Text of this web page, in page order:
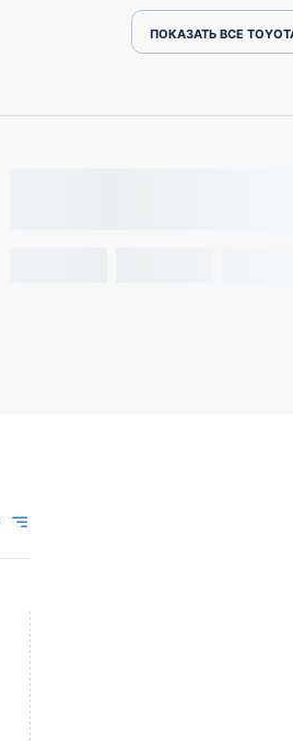
ПОКАЗАТЬ ВСЕ